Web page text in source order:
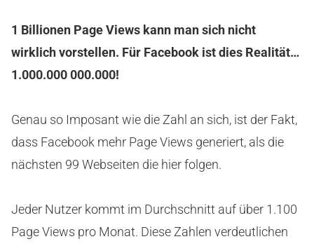
1 Billionen Page Views kann man sich nicht
wirklich vorstellen. Für Facebook ist dies Realität…
1.000.000 000.000!
Genau so Imposant wie die Zahl an sich, ist der Fakt,
dass Facebook mehr Page Views generiert, als die
nächsten 99 Webseiten die hier folgen.
Jeder Nutzer kommt im Durchschnitt auf über 1.100
Page Views pro Monat. Diese Zahlen verdeutlichen